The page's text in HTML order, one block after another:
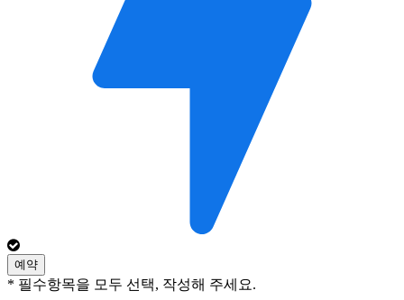
* 필수항목을 모두 선택, 작성해 주세요.